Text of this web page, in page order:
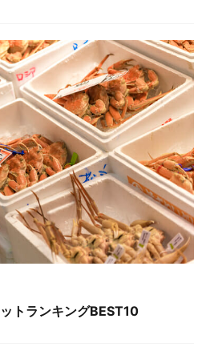
トランキングBEST10